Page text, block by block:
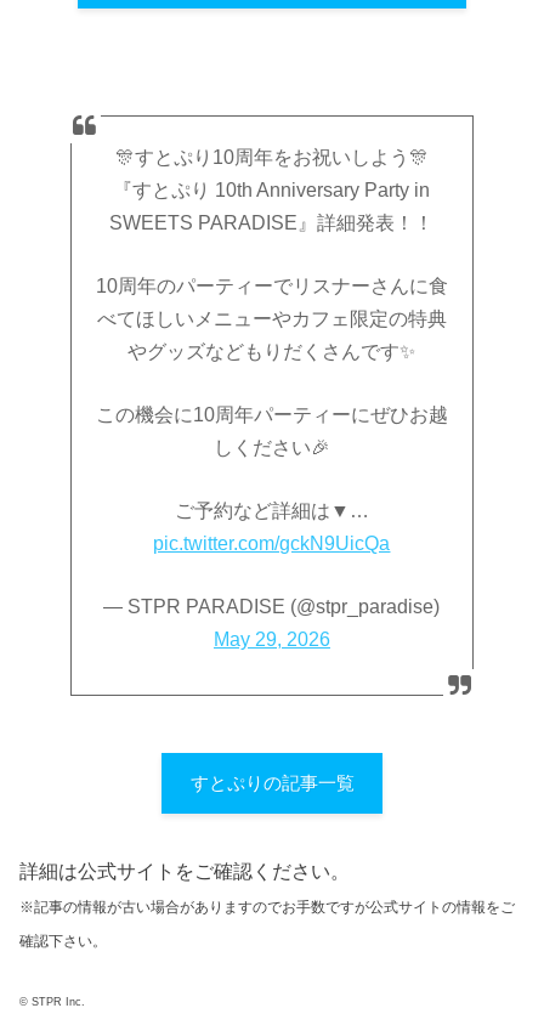
🎊すとぷり10周年をお祝いしよう🎊
『すとぷり 10th Anniversary Party in
SWEETS PARADISE』詳細発表！！
10周年のパーティーでリスナーさんに食
べてほしいメニューやカフェ限定の特典
やグッズなどもりだくさんです✨
この機会に10周年パーティーにぜひお越
しください🎉
ご予約など詳細は▼…
pic.twitter.com/gckN9UicQa
— STPR PARADISE (@stpr_paradise)
May 29, 2026
すとぷりの記事一覧
詳細は公式サイトをご確認ください。
※記事の情報が古い場合がありますのでお手数ですが公式サイトの情報をご
確認下さい。
© STPR Inc.